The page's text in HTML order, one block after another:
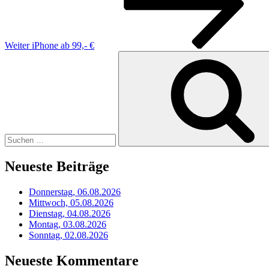
Weiter iPhone ab 99,- €
Neueste Beiträge
Donnerstag, 06.08.2026
Mittwoch, 05.08.2026
Dienstag, 04.08.2026
Montag, 03.08.2026
Sonntag, 02.08.2026
Neueste Kommentare